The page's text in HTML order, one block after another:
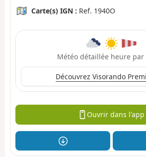
Carte(s) IGN : Ref. 1940O
Météo détaillée heure par
Découvrez Visorando
Ouvrir dans l'app